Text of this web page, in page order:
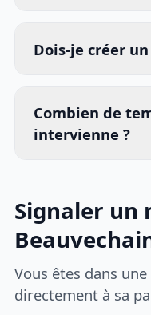
Dois-je créer
Combien de
intervienne ?
Signaler un
Vous êtes dans
directement à sa